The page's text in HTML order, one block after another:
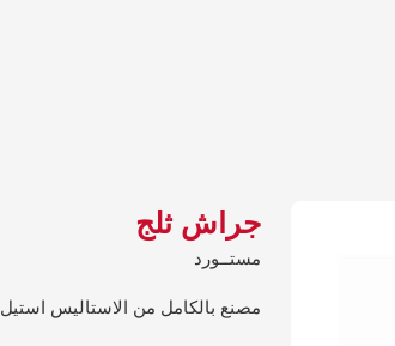
جراش ثلج
مستــورد
مصنع بالكامل من الاستاليس استيل